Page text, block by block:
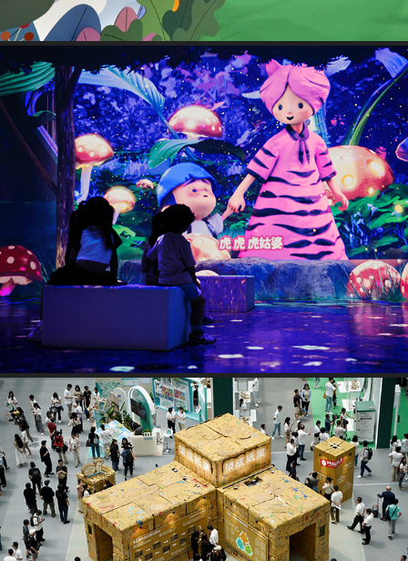
2024 虎姑婆和他的朋友｜沉浸式展覽
2024 亞太永續博覽會｜榮成紙業 ECOBOXES 策展